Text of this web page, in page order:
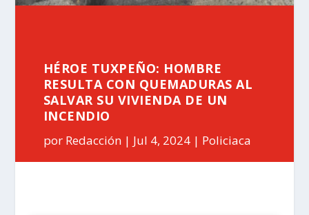
HÉROE TUXPEÑO: HOMBRE
RESULTA CON QUEMADURAS AL
SALVAR SU VIVIENDA DE UN
INCENDIO
por Redacción Jul 4, 2024 Policiaca